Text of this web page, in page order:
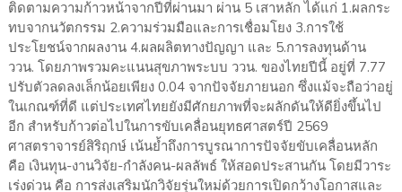
ติดตามความก้าวหน้าจากปีที่ผ่านมา ผ่าน 5 เสาหลัก ได้แก่ 1.ผลกระ
ทบจากนวัตกรรม 2.ความร่วมมือและการเชื่อมโยง 3.การใช้
ประโยชน์จากผลงาน 4.ผลผลิตทางปัญญา และ 5.การลงทุนด้าน
ววน. โดยภาพรวมคะแนนสุขภาพระบบ ววน. ของไทยปีนี้ อยู่ที่ 7.77
ปรับตัวลดลงเล็กน้อยเพียง 0.04 จากปัจจัยภายนอก ซึ่งแม้จะถือว่าอยู่
ในเกณฑ์ที่ดี แต่ประเทศไทยยังมีศักยภาพที่จะผลักดันให้ดียิ่งขึ้นไป
อีก สำหรับก้าวต่อไปในการขับเคลื่อนยุทธศาสตร์ปี 2569
ศาสตราจารย์สิริฤกษ์ เน้นย้ำถึงการบูรณาการปัจจัยขับเคลื่อนหลัก
คือ เงินทุน-งานวิจัย-กำลังคน-ผลลัพธ์ ให้สอดประสานกัน โดยมีวาระ
เร่งด่วน คือ การส่งเสริมนักวิจัยรุ่นใหม่ด้วยการเปิดกว้างโอกาสและ